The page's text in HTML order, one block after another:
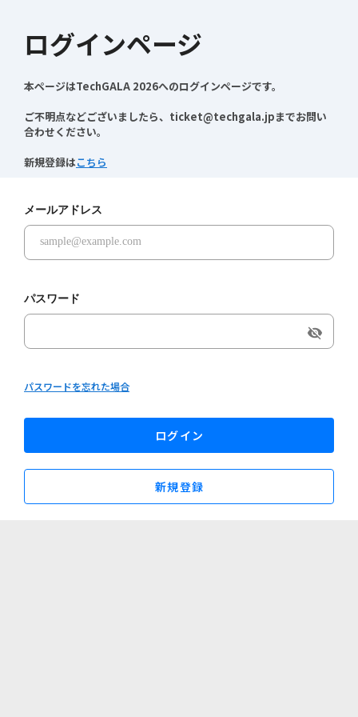
ログインページ
本ページはTechGALA 2026へのログインページです。
ご不明点などございましたら、ticket@techgala.jpまでお問い
合わせください。
新規登録はこちら
メールアドレス
パスワード
visibility_off
パスワードを忘れた場合
ログイン
新規登録